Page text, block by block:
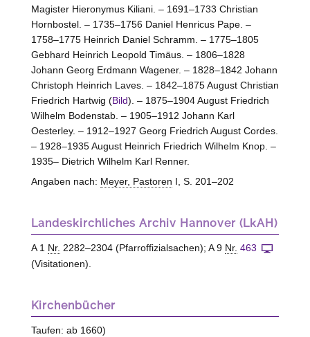
Magister Hieronymus Kiliani. – 1691–1733 Christian
Hornbostel. – 1735–1756 Daniel Henricus Pape. –
1758–1775 Heinrich Daniel Schramm. – 1775–1805
Gebhard Heinrich Leopold Timäus. – 1806–1828
Johann Georg Erdmann Wagener. – 1828–1842 Johann
Christoph Heinrich Laves. – 1842–1875 August Christian
Friedrich Hartwig (Bild). – 1875–1904 August Friedrich
Wilhelm Bodenstab. – 1905–1912 Johann Karl
Oesterley. – 1912–1927 Georg Friedrich August Cordes.
– 1928–1935 August Heinrich Friedrich Wilhelm Knop. –
1935– Dietrich Wilhelm Karl Renner.
Angaben nach: Meyer, Pastoren I, S. 201–202
Landeskirchliches Archiv Hannover (LkAH)
A 1 Nr. 2282–2304 (Pfarroffizialsachen); A 9 Nr. 463
(Visitationen).
Kirchenbücher
Taufen: ab 1660)